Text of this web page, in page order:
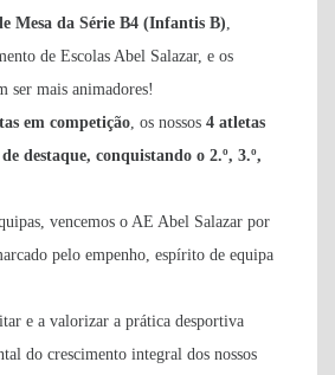
Mesa da Série B4 (Infantis B),
de Escolas Abel Salazar, e os
ser mais animadores!
em competição, os nossos 4 atletas
destaque, conquistando o 2.º, 3.º,
vencemos o AE Abel Salazar por
pelo empenho, espírito de equipa
e a valorizar a prática desportiva
do crescimento integral dos nossos